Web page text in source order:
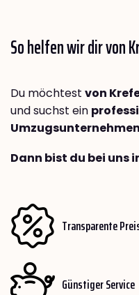
So helfen wir dir von
Du möchtest von
und suchst ein
Umzugsunternehmen
Dann bist du bei uns
Transparente
Günstiger Service